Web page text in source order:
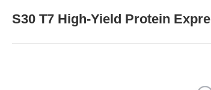
S30 T7 High-Yield Protein